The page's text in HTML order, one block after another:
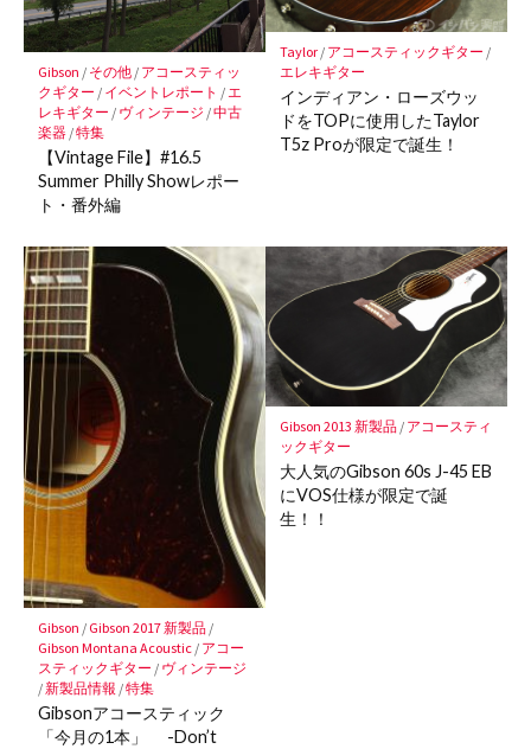
Gibson / その他/ アコースティッ
クギター / イベントレポート /エ
レキギター / ヴィンテージ /中古
楽器/特集
【Vintage File】#16.5
Summer Philly Showレポー
ト・番外編
Taylor/ アコースティックギター /
エレキギター
インディアン・ローズウッ
ドをTOPに使用したTaylor
T5z Proが限定で誕生！
Gibson / Gibson 2017 新製品/
Gibson Montana Acoustic/ アコー
スティックギター / ヴィンテージ
/新製品情報 /特集
Gibsonアコースティック
「今月の1本」 -Don’t
Gibson 2013 新製品/ アコースティ
ックギター
大人気のGibson 60s J-45 EB
にVOS仕様が限定で誕
生！！